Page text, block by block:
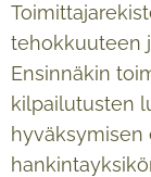
tehokkuuteen
Ensinnäkin
kilpailutusten